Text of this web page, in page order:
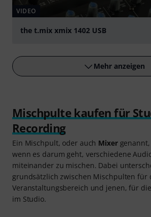
VIDEO
the t.mix xmix 1402 USB
Mehr anzeigen
Mischpulte kaufen für
Recording
Ein Mischpult, oder auch Mixergenannt,
wenn es darum geht, verschiedene
miteinander zu mischen. Dabei
grundsätzlich zwischen Mischpulten für
Veranstaltungsbereich und jenen, für
im Studio.